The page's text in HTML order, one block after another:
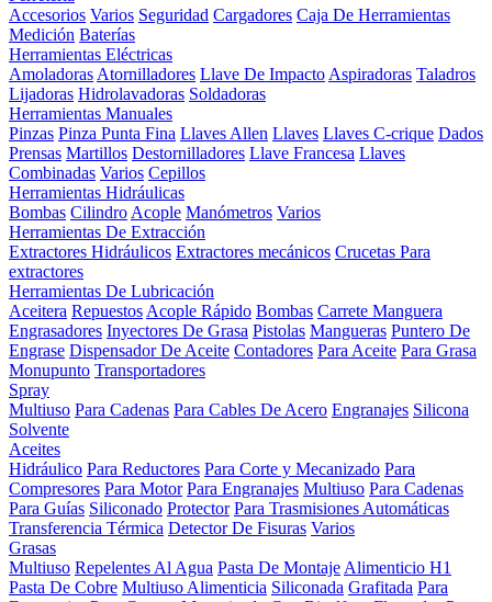
Accesorios Varios Seguridad Cargadores Caja De Herramientas
Medición Baterías
Herramientas Eléctricas
Amoladoras Atornilladores Llave De Impacto Aspiradoras Taladros
Lijadoras Hidrolavadoras Soldadoras
Herramientas Manuales
Pinzas Pinza Punta Fina Llaves Allen Llaves Llaves C-crique Dados
Prensas Martillos Destornilladores Llave Francesa Llaves
Combinadas Varios Cepillos
Herramientas Hidráulicas
Bombas Cilindro Acople Manómetros Varios
Herramientas De Extracción
Extractores Hidráulicos Extractores mecánicos Crucetas Para
extractores
Herramientas De Lubricación
Aceitera Repuestos Acople Rápido Bombas Carrete Manguera
Engrasadores Inyectores De Grasa Pistolas Mangueras Puntero De
Engrase Dispensador De Aceite Contadores Para Aceite Para Grasa
Monupunto Transportadores
Spray
Multiuso Para Cadenas Para Cables De Acero Engranajes Silicona
Solvente
Aceites
Hidráulico Para Reductores Para Corte y Mecanizado Para
Compresores Para Motor Para Engranajes Multiuso Para Cadenas
Para Guías Siliconado Protector Para Trasmisiones Automáticas
Transferencia Térmica Detector De Fisuras Varios
Grasas
Multiuso Repelentes Al Agua Pasta De Montaje Alimenticio H1
Pasta De Cobre Multiuso Alimenticia Siliconada Grafitada Para